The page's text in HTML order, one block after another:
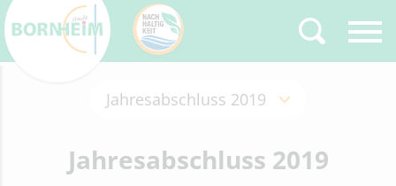
Jahresabschluss 2019
Eröffnungsbilanz
Haushalt
Jahresabschluss 2019